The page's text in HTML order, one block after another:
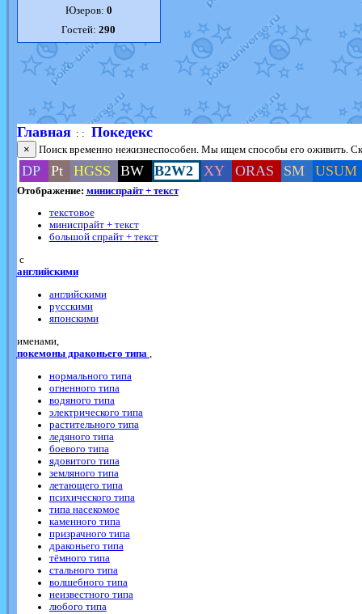
Юзеров: 0
Гостей:290
Главная: : Покедекс
× Поиск временно нежизнеспособен. Мы ищем способы его оживить.
DP Pt HGSS BW B2W2 XY ORAS SM USUM
Отображение: миниспрайт + текст
текстовое
миниспрайт + текст
большой спрайт + текст
с
английскими
английскими
русскими
японскими
именами,
покемоны драконьего типа
нормального типа
огненного типа
водяного типа
электрического типа
растительного типа
ледяного типа
боевого типа
ядовитого типа
земляного типа
летающего типа
психического типа
типа насекомое
каменного типа
призрачного типа
драконьего типа
тёмного типа
стального типа
волшебного типа
неизвестного типа
любого типа